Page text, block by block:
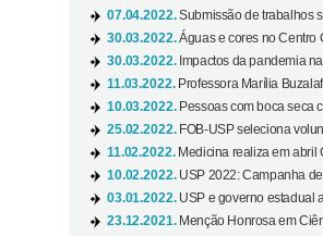
07.04.2022.Submissão de trabalhos
30.03.2022.Águas e cores no Centro
30.03.2022. Impactos da pandemia
11.03.2022. Professora Marília
10.03.2022. Pessoas com boca seca
25.02.2022. FOB-USP seleciona
11.02.2022. Medicina realiza em abril
10.02.2022. USP 2022: Campanha
03.01.2022. USP e governo estadual
23.12.2021. Menção Honrosa em